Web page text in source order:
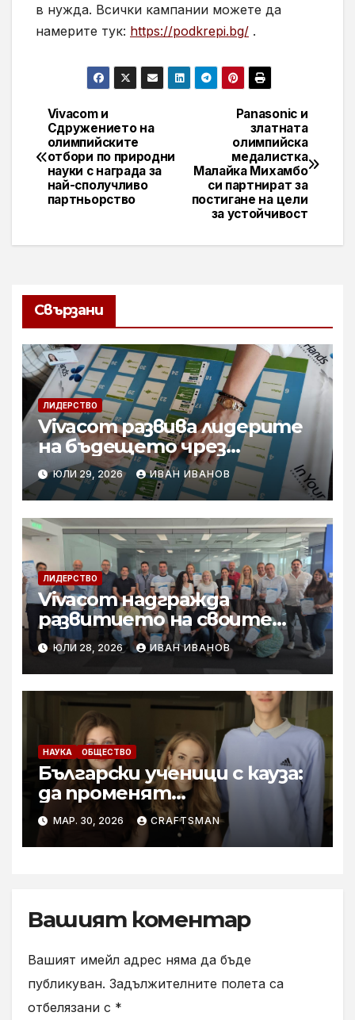
в нужда. Всички кампании можете да
намерите тук: https://podkrepi.bg/ .
Навигация
Panasonic и
златната
олимпийска
медалистка
Малайка Михамбо
си партнират за
постигане на цели
за устойчивост
Vivacom и
Сдружението на
олимпийските
отбори по природни
науки с награда за
най-сполучливо
партньорство
Свързани
ЛИДЕРСТВО
Vivacom развива лидерите
на бъдещето чрез
програмата Lead to Impact
ЮЛИ 29, 2026 ИВАН ИВАНОВ
ЛИДЕРСТВО
Vivacom надгражда
развитието на своите
лидери с нова обучителна
концепция
ЮЛИ 28, 2026 ИВАН ИВАНОВ
НАУКА ОБЩЕСТВО
Български ученици с кауза:
да променят
отношението на
връстниците си към
здравето
МАР. 30, 2026 CRAFTSMAN
Вашият коментар
Вашият имейл адрес няма да бъде
публикуван. Задължителните полета са
отбелязани с *